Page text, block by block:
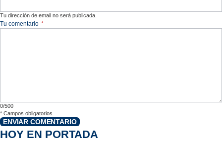
Tu dirección de email no será publicada.
Tu comentario *
0/500
* Campos obligatorios
ENVIAR COMENTARIO
HOY EN PORTADA